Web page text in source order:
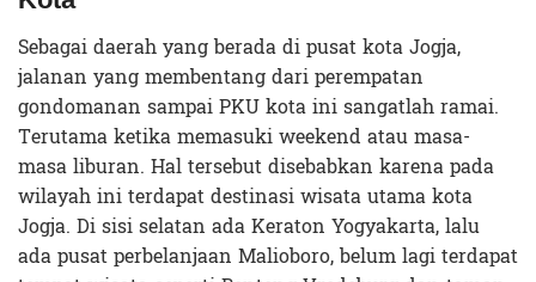
Sebagai daerah yang berada di pusat kota Jogja,
jalanan yang membentang dari perempatan
gondomanan sampai PKU kota ini sangatlah ramai.
Terutama ketika memasuki weekend atau masa-
masa liburan. Hal tersebut disebabkan karena pada
wilayah ini terdapat destinasi wisata utama kota
Jogja. Di sisi selatan ada Keraton Yogyakarta, lalu
ada pusat perbelanjaan Malioboro, belum lagi terdapat